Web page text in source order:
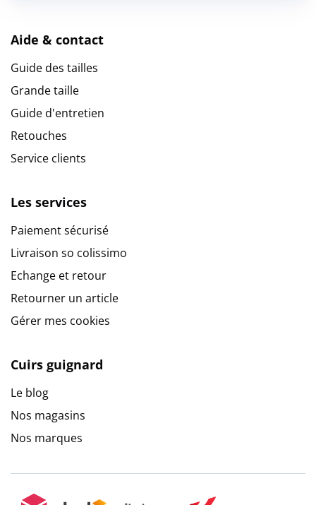
Aide & contact
Guide des tailles
Grande taille
Guide d'entretien
Retouches
Service clients
Les services
Paiement sécurisé
Livraison so colissimo
Echange et retour
Retourner un article
Gérer mes cookies
Cuirs guignard
Le blog
Nos magasins
Nos marques